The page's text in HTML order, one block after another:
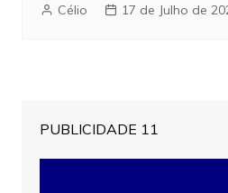
Célio 17 de Julho de
PUBLICIDADE 11